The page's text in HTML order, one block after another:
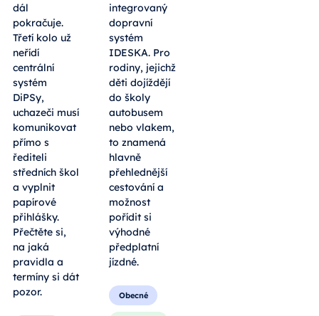
dál
pokračuje.
Třetí kolo už
neřídí
centrální
systém
DiPSy,
uchazeči musí
komunikovat
přímo s
řediteli
středních škol
a vyplnit
papírové
přihlášky.
Přečtěte si,
na jaká
pravidla a
termíny si dát
pozor.
integrovaný
dopravní
systém
IDESKA. Pro
rodiny, jejichž
děti dojíždějí
do školy
autobusem
nebo vlakem,
to znamená
hlavně
přehlednější
cestování a
možnost
pořídit si
výhodné
předplatní
jízdné.
Obecné